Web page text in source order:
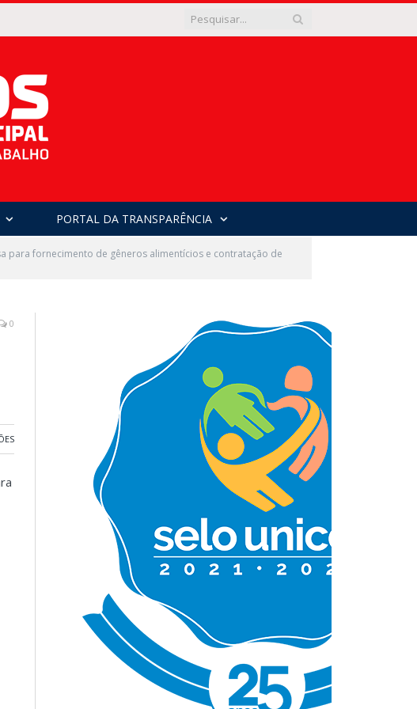
PORTAL DA TRANSPARÊNCIA
para fornecimento de gêneros alimentícios e contratação de
0